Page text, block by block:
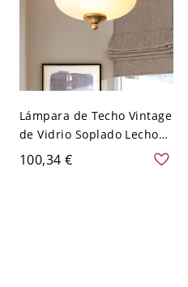
Lámpara de Techo Vintage
de Vidrio Soplado Lechoso
2 Luces de Latón para
Dormitorio - Latón 110 A
100,34 €